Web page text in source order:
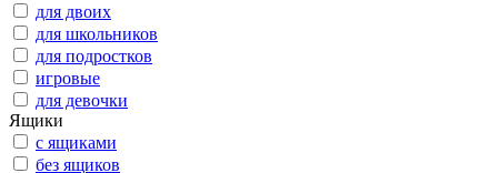
для двоих
для школьников
для подростков
игровые
для девочки
Ящики
с ящиками
без ящиков